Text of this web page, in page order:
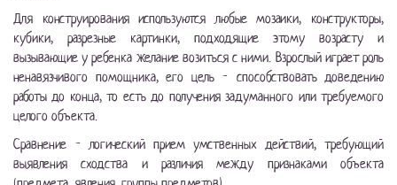
Для конструирования используются любые мозаики, конструкторы,
кубики, разрезные картинки, подходящие этому возрасту и
вызывающие у ребенка желание возиться с ними. Взрослый играет роль
ненавязчивого помощника, его цель - способствовать доведению
работы до конца, то есть до получения задуманного или требуемого
целого объекта.
Сравнение - логический прием умственных действий, требующий
выявления сходства и различия между признаками объекта